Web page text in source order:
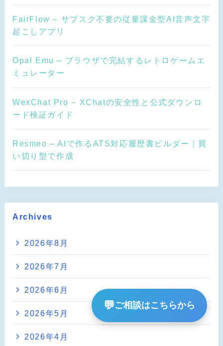
FairFlow – サブスク不要の従量課金型AI音声文字
起こしアプリ
Opal Emu – ブラウザで完結するレトロゲームエ
ミュレーター
WexChat Pro – XChatの安全性と公式ダウンロ
ード検証ガイド
Resmeo – AIで作るATS対応履歴書ビルダー｜買
い切り型で作成
Archives
2026年8月
2026年7月
2026年6月
2026年5月
2026年4月
💬ご相談はこちらから